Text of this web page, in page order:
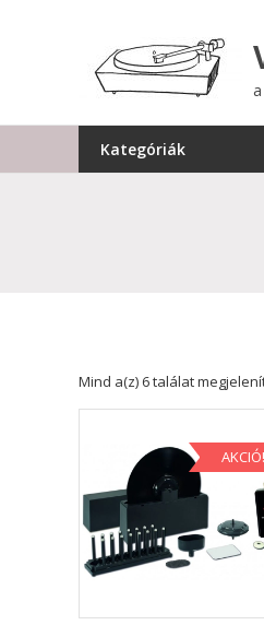
Kategóriák
Mind a(z) 6 találat
AKCIÓ!